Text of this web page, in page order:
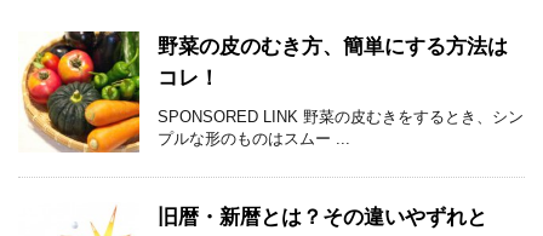
野菜の皮のむき方、簡単にする方法は
コレ！
SPONSORED LINK 野菜の皮むきをするとき、シン
プルな形のものはスムー ...
旧暦・新暦とは？その違いやずれと